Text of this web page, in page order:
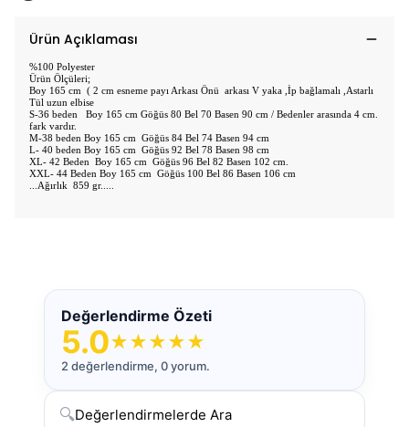
Ürün Açıklaması
%100 Polyester
Ürün Ölçüleri;
Boy 165 cm ( 2 cm esneme payı Arkası Önü arkası V yaka ,İp bağlamalı ,Astarlı
Tül uzun elbise
S-36 beden Boy 165 cm Göğüs 80 Bel 70 Basen 90 cm / Bedenler arasında 4 cm.
fark vardır.
M-38 beden Boy 165 cm Göğüs 84 Bel 74 Basen 94 cm
L- 40 beden Boy 165 cm Göğüs 92 Bel 78 Basen 98 cm
XL- 42 Beden Boy 165 cm Göğüs 96 Bel 82 Basen 102 cm.
XXL- 44 Beden Boy 165 cm Göğüs 100 Bel 86 Basen 106 cm
...Ağırlık 859 gr.....
Değerlendirme Özeti
5.0★★★★★
2 değerlendirme, 0 yorum.
🔍